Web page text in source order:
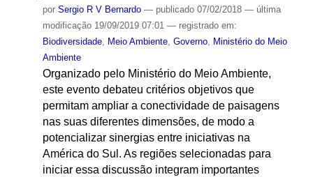
por Sergio R V Bernardo — publicado07/02/2018 — última
modificação19/09/2019 07:01 — registrado em:
Biodiversidade, Meio Ambiente, Governo,
Ministério do Meio
Ambiente
Organizado pelo Ministério do Meio Ambiente,
este evento debateu critérios objetivos que
permitam ampliar a conectividade de paisagens
nas suas diferentes dimensões, de modo a
potencializar sinergias entre iniciativas na
América do Sul. As regiões selecionadas para
iniciar essa discussão integram importantes